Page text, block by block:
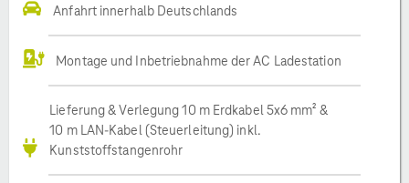
Anfahrt innerhalb Deutschlands
Montage und Inbetriebnahme der AC Ladestation
Lieferung & Verlegung 10 m Erdkabel 5x6 mm² &
10 m LAN-Kabel (Steuerleitung) inkl.
Kunststoffstangenrohr